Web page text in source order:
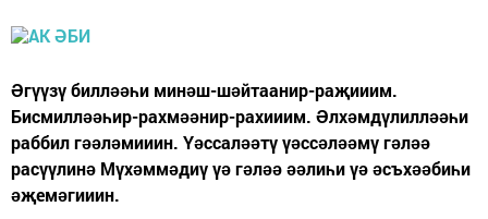
Əгүүзү биллəəһи минəш-шəйтаанир-раҗииим.
Бисмиллəəһир-рахмəəнир-рахииим. Əлхəмдүлиллəəһи
раббил гəəлəмииин. Үəссалəəтү үəссəлəəмү гəлəə
расүүлинə Мүхəммəдиү үə гəлəə əəлиһи үə əсъхəəбиһи
əҗемəгииин.